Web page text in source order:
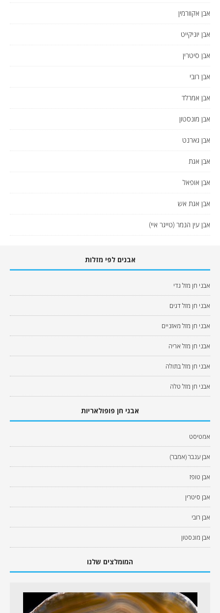
אבן אקוורמין
אבן יוניקייט
אבן סיטרין
אבן רובי
אבן אמרלד
אבן מונסטון
אבן גארנט
אבן אגת
אבן אופאל
אבן אגת אש
אבן עין הנמר (טייגר איי)
אבנים לפי מזלות
אבני חן מזל גדי
אבני חן מזל דגים
אבני חן מזל מאזניים
אבני חן מזל אריה
אבני חן מזל בתולה
אבני חן מזל טלה
אבני חן פופולאריות
אמטיסט
אבן ענבר (אמבר)
אבן טופז
אבן סיטרין
אבן רובי
אבן מונסטון
המומלצים שלנו